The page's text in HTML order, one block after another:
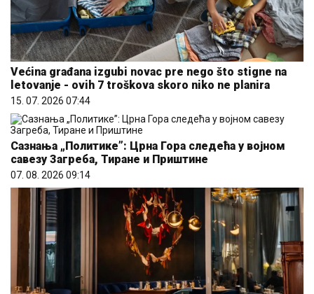
Većina građana izgubi novac pre nego što stigne na
letovanje - ovih 7 troškova skoro niko ne planira
15. 07. 2026 07:44
Сазнања „Политике”: Црна Гора следећа у војном
савезу Загреба, Тиране и Приштине
07. 08. 2026 09:14